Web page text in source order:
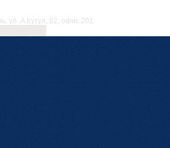
ул. А.Кутуя, 82, офис 201.